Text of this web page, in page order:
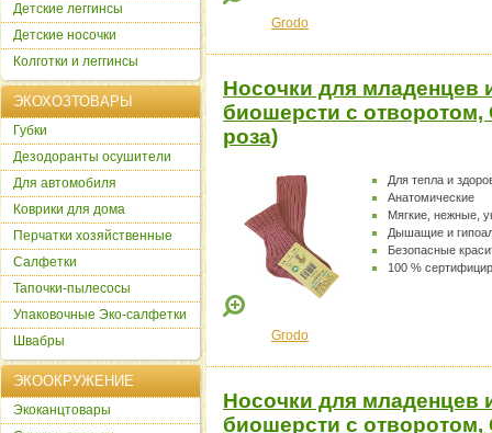
Grodo
Носочки для младенцев
биошерсти с отворотом,
роза)
Для тепла и
Анатомические
Мягкие, нежные,
Дышащие и
Безопасные
100 %
Grodo
Носочки для младенцев
биошерсти с отворотом,
Детские леггинсы
Детские носочки
Колготки и леггинсы
ЭКОХОЗТОВАРЫ
Губки
Дезодоранты осушители
Для автомобиля
Коврики для дома
Перчатки хозяйственные
Салфетки
Тапочки-пылесосы
Упаковочные Эко-салфетки
Швабры
ЭКООКРУЖЕНИЕ
Экоканцтовары